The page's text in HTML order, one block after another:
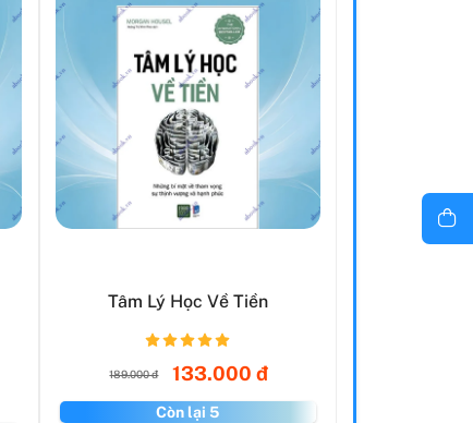
Tâm Lý Học Về Tiền
189.000 đ 133.000 đ
Còn lại 5